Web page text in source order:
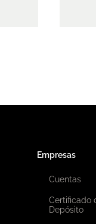
Empresas
Cuentas
Certificado
Depósito